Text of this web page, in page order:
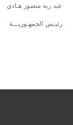
عبد ربه منصور هـادي
رئيـس الجمهـوريـــة